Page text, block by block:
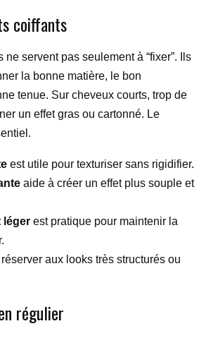
coiffants
ne servent pas seulement à “fixer”. Ils
la bonne matière, le bon
tenue. Sur cheveux courts, trop de
un effet gras ou cartonné. Le
est utile pour texturiser sans rigidifier.
aide à créer un effet plus souple et
léger est pratique pour maintenir la
aux looks très structurés ou
régulier